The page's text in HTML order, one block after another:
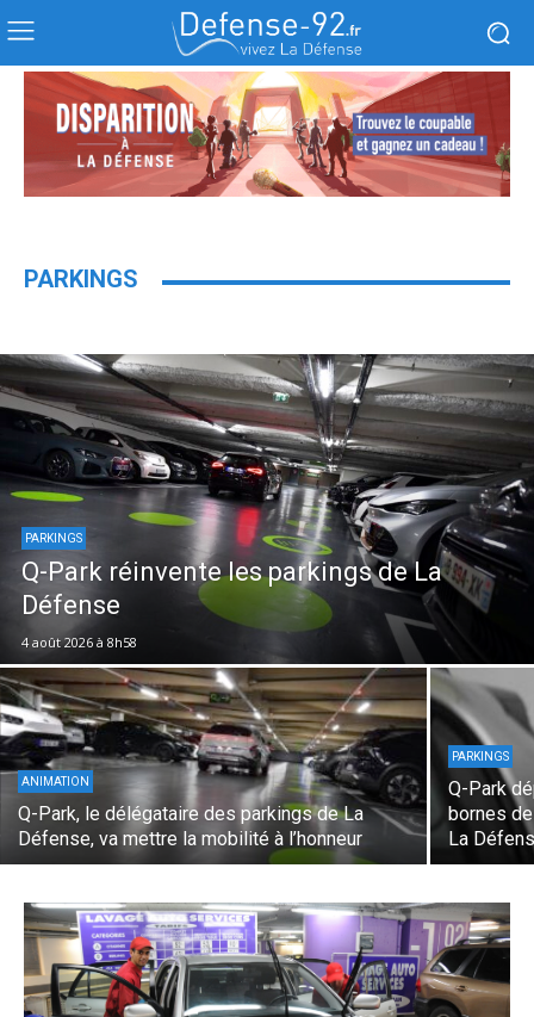
PARKINGS
PARKINGS
Q-Park réinvente les parkings de La
Défense
4 août 2026 à 8h58
ANIMATION
Q-Park, le délégataire des parkings de La
Défense, va mettre la mobilité à l’honneur
PARKINGS
Q-Park
bornes
La